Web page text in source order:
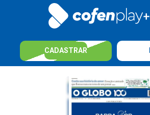
CADASTRAR